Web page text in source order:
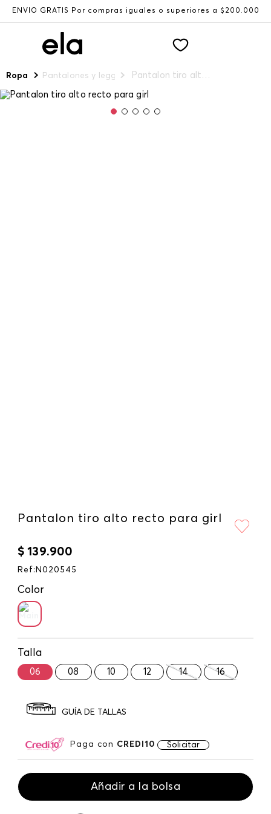
ENVÍO GRATIS Por compras iguales o superiores a $200.000
Ropa Pantalones y leggings Pantalon tiro alto recto para girl
Pantalon tiro alto recto para girl
$ 139.900
Ref : N020545
Color
Talla
06 08 10 12 14 16
GUÍA DE TALLAS
Paga con CREDI10 Solicitar
Añadir a la bolsa